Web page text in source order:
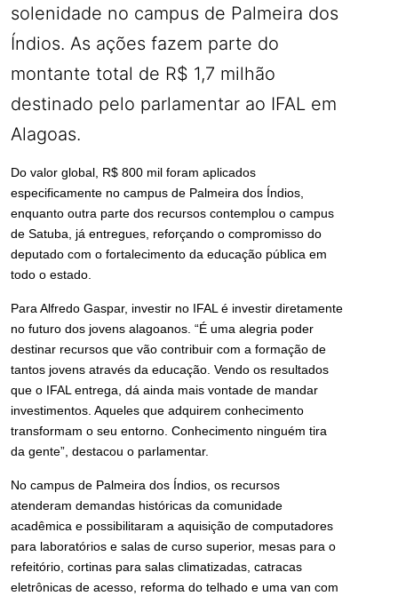
solenidade no campus de Palmeira dos
Índios. As ações fazem parte do
montante total de R$ 1,7 milhão
destinado pelo parlamentar ao IFAL em
Alagoas.
Do valor global, R$ 800 mil foram aplicados
especificamente no campus de Palmeira dos Índios,
enquanto outra parte dos recursos contemplou o campus
de Satuba, já entregues, reforçando o compromisso do
deputado com o fortalecimento da educação pública em
todo o estado.
Para Alfredo Gaspar, investir no IFAL é investir diretamente
no futuro dos jovens alagoanos. “É uma alegria poder
destinar recursos que vão contribuir com a formação de
tantos jovens através da educação. Vendo os resultados
que o IFAL entrega, dá ainda mais vontade de mandar
investimentos. Aqueles que adquirem conhecimento
transformam o seu entorno. Conhecimento ninguém tira
da gente”, destacou o parlamentar.
No campus de Palmeira dos Índios, os recursos
atenderam demandas históricas da comunidade
acadêmica e possibilitaram a aquisição de computadores
para laboratórios e salas de curso superior, mesas para o
refeitório, cortinas para salas climatizadas, catracas
eletrônicas de acesso, reforma do telhado e uma van com